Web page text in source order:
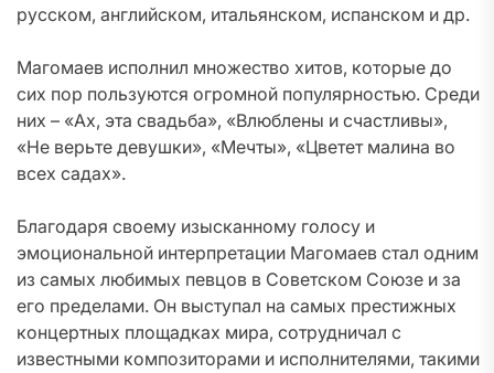
русском, английском, итальянском, испанском и др.
Магомаев исполнил множество хитов, которые до
сих пор пользуются огромной популярностью. Среди
них – «Ах, эта свадьба», «Влюблены и счастливы»,
«Не верьте девушки», «Мечты», «Цветет малина во
всех садах».
Благодаря своему изысканному голосу и
эмоциональной интерпретации Магомаев стал одним
из самых любимых певцов в Советском Союзе и за
его пределами. Он выступал на самых престижных
концертных площадках мира, сотрудничал с
известными композиторами и исполнителями, такими